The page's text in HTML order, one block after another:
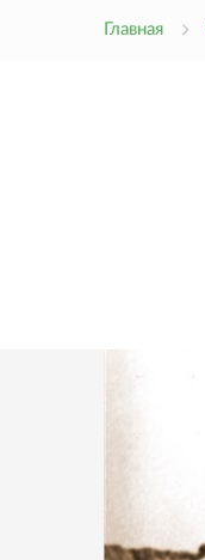
Главная